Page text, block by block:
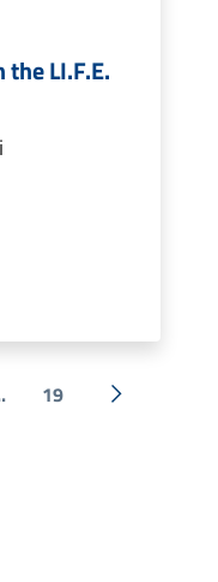
the LI.F.E.
19 Successiva